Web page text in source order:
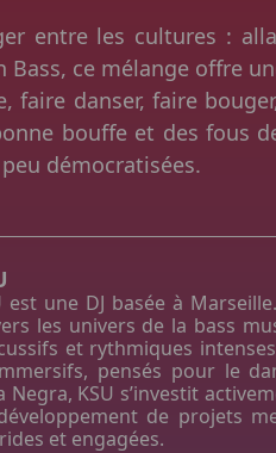
entre les cultures :
Bass, ce mélange offre
faire danser, faire
bouffe et des fous
démocratisées.
est une DJ basée à
les univers de la bass
et rythmiques
pensés pour le
Negra, KSU s’investit
de projets
et engagées.